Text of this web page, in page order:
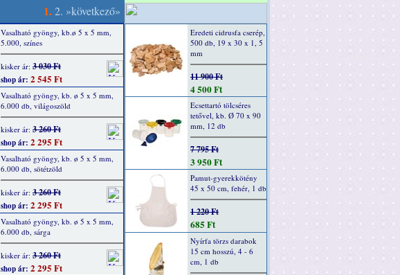
1.2. »következő»
Vasalható gyöngy, kb.ø 5 x 5 mm,
5.000, színes
kisker ár: 3 030 Ft
shop ár: 2 545 Ft
Vasalható gyöngy, kb. ø 5 x 5 mm,
6.000 db, világoszöld
kisker ár: 3 260 Ft
shop ár: 2 295 Ft
Vasalható gyöngy, kb. ø 5 x 5 mm,
6.000 db, sötétzöld
kisker ár: 3 260 Ft
shop ár: 2 295 Ft
Vasalható gyöngy, kb. ø 5 x 5 mm,
6.000 db, sárga
kisker ár: 3 260 Ft
shop ár: 2 295 Ft
Eredeti cidrusfa cserép,
500 db, 19 x 30 x 1, 5
mm
11 900 Ft
4 500 Ft
Ecsettartó tölcséres
tetővel, kb. Ø 70 x 90
mm, 12 db
7 795 Ft
3 950 Ft
Pamut-gyerekkötény
45 x 50 cm, fehér, 1 db
1 220 Ft
685 Ft
Nyírfa törzs darabok
15 cm hosszú, 4 - 6
cm, 1 db